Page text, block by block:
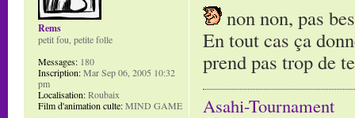
non non, pas
En tout cas ça
prend pas trop de
Asahi-Tournament
Rems
petit fou, petite folle
Messages: 180
Inscription:Mar Sep 06, 2005 10:32
pm
Localisation:Roubaix
Film d'animation culte:MIND GAME